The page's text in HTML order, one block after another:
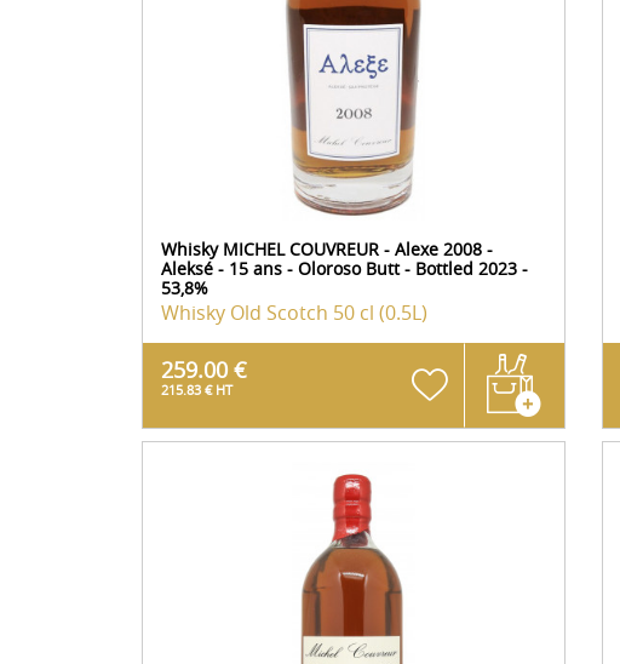
Whisky MICHEL COUVREUR - Alexe 2008 -
Aleksé - 15 ans - Oloroso Butt - Bottled 2023 -
53,8%
Whisky Old Scotch 50 cl (0.5L)
259.00 €
215.83 € HT